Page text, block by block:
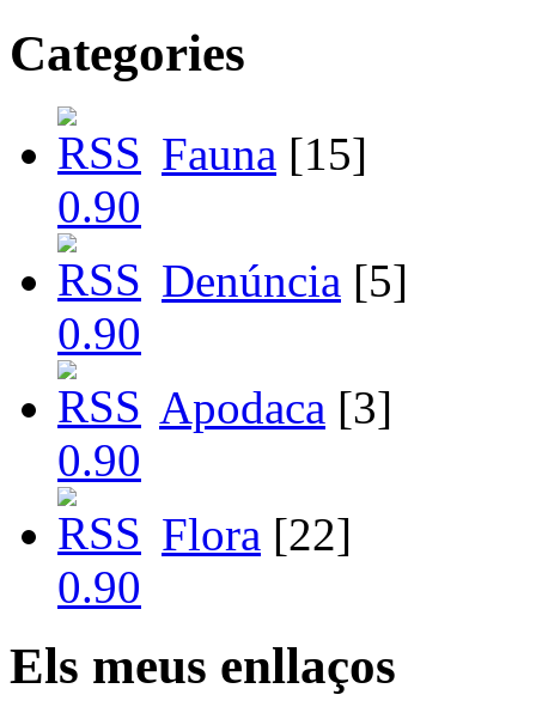
Categories
Fauna [15]
Denúncia [5]
Apodaca [3]
Flora [22]
Els meus enllaços